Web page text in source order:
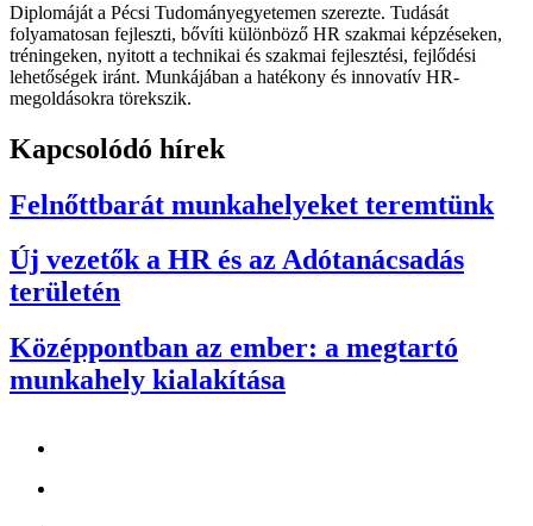
Diplomáját a Pécsi Tudományegyetemen szerezte. Tudását
folyamatosan fejleszti, bővíti különböző HR szakmai képzéseken,
tréningeken, nyitott a technikai és szakmai fejlesztési, fejlődési
lehetőségek iránt. Munkájában a hatékony és innovatív HR-
megoldásokra törekszik.
Kapcsolódó hírek
Felnőttbarát munkahelyeket teremtünk
Új vezetők a HR és az Adótanácsadás
területén
Középpontban az ember: a megtartó
munkahely kialakítása